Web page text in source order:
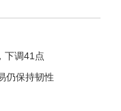
下调41点
仍保持韧性